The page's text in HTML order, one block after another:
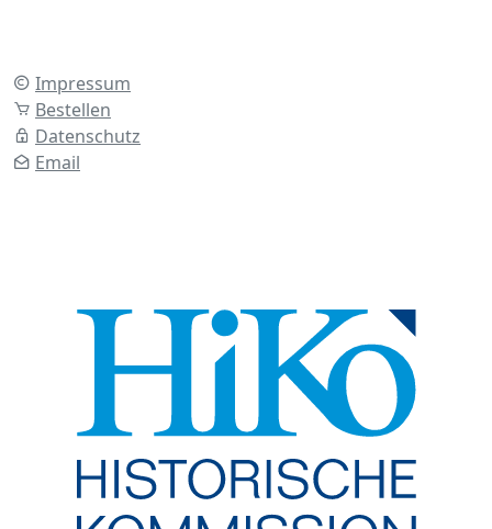
Impressum
Bestellen
Datenschutz
Email